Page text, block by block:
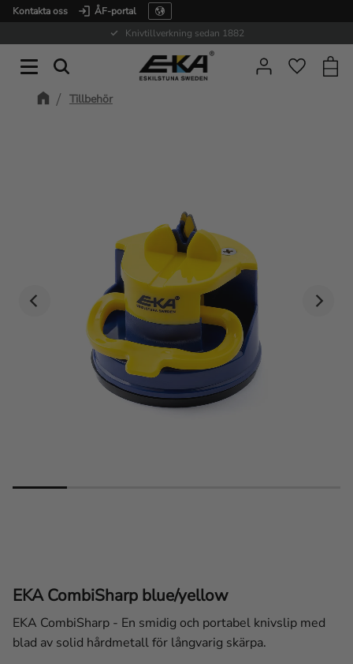
Kontakta oss
ÅF-portal
Knivtillverkning sedan 1882
Tillbehör
EKA CombiSharp blue/yellow
EKA CombiSharp - En smidig och portabel knivslip med
blad av solid hårdmetall för långvarig skärpa.